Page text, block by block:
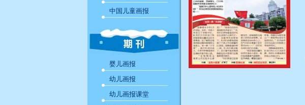
中国儿童画报
婴儿画报
幼儿画报
幼儿画报课堂